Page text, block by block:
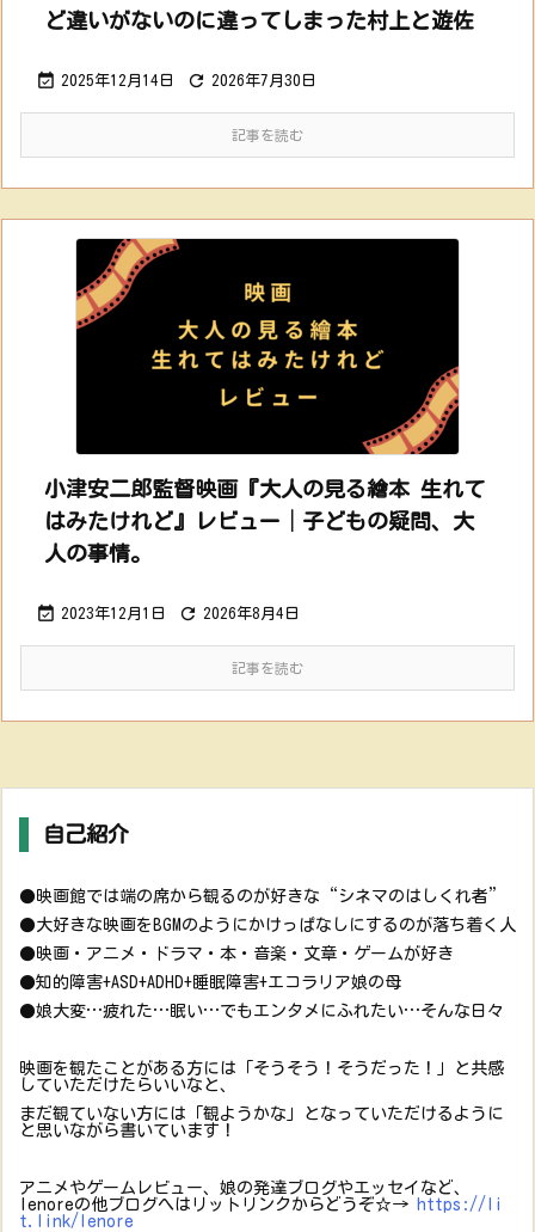
ど違いがないのに違ってしまった村上と遊佐
 2025年12月14日  2026年7月30日
記事を読む
小津安二郎監督映画『大人の見る繪本 生れて
はみたけれど』レビュー│子どもの疑問、大
人の事情。
 2023年12月1日  2026年8月4日
記事を読む
自己紹介
●映画館では端の席から観るのが好きな“シネマのはしくれ者”
●大好きな映画をBGMのようにかけっぱなしにするのが落ち着く人
●映画・アニメ・ドラマ・本・音楽・文章・ゲームが好き
●知的障害+ASD+ADHD+睡眠障害+エコラリア娘の母
●娘大変…疲れた…眠い…でもエンタメにふれたい…そんな日々
映画を観たことがある方には「そうそう！そうだった！」と共感
していただけたらいいなと、
まだ観ていない方には「観ようかな」となっていただけるように
と思いながら書いています！
アニメやゲームレビュー、娘の発達ブログやエッセイなど、
lenoreの他ブログへはリットリンクからどうぞ☆→
https://li
t.link/lenore